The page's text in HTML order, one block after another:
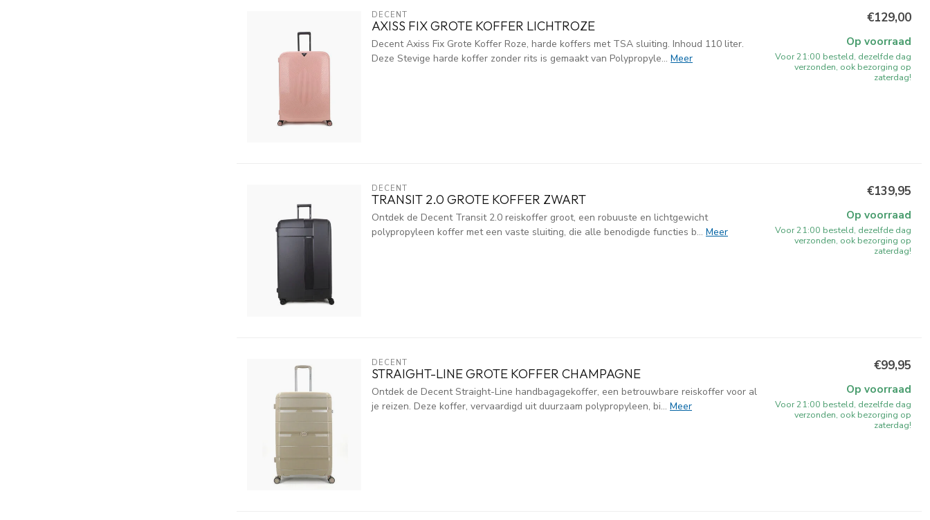
DECENT
AXISS FIX GROTE KOFFER LICHTROZE
Decent Axiss Fix Grote Koffer Roze, harde koffers met TSA sluiting. Inhoud 110 liter.
Deze Stevige harde koffer zonder rits is gemaakt van Polypropyle... Meer
€129,00
Op voorraad
Voor 21:00 besteld, dezelfde dag
verzonden, ook bezorging op
zaterdag!
DECENT
TRANSIT 2.0 GROTE KOFFER ZWART
Ontdek de Decent Transit 2.0 reiskoffer groot, een robuuste en lichtgewicht
polypropyleen koffer met een vaste sluiting, die alle benodigde functies b... Meer
€139,95
Op voorraad
Voor 21:00 besteld, dezelfde dag
verzonden, ook bezorging op
zaterdag!
DECENT
STRAIGHT-LINE GROTE KOFFER CHAMPAGNE
Ontdek de Decent Straight-Line handbagagekoffer, een betrouwbare reiskoffer voor al
je reizen. Deze koffer, vervaardigd uit duurzaam polypropyleen, bi... Meer
€99,95
Op voorraad
Voor 21:00 besteld, dezelfde dag
verzonden, ook bezorging op
zaterdag!